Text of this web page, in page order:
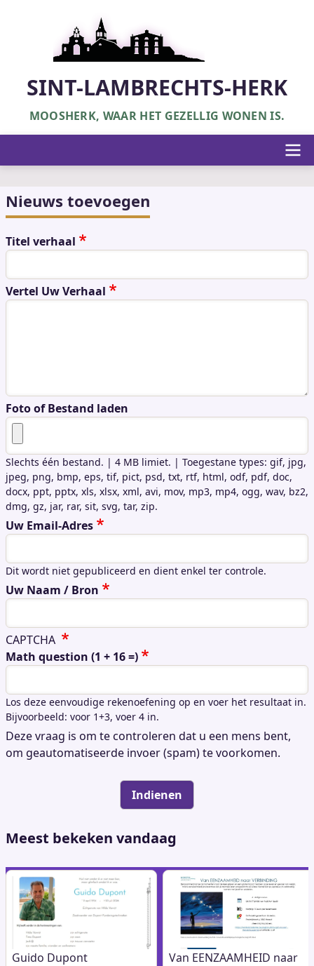
SINT-LAMBRECHTS-HERK
MOOSHERK, WAAR HET GEZELLIG WONEN IS.
Nieuws toevoegen
Titel verhaal
Vertel Uw Verhaal
Foto of Bestand laden
Slechts één bestand. | 4 MB limiet. | Toegestane types: gif, jpg,
jpeg, png, bmp, eps, tif, pict, psd, txt, rtf, html, odf, pdf, doc,
docx, ppt, pptx, xls, xlsx, xml, avi, mov, mp3, mp4, ogg, wav, bz2,
dmg, gz, jar, rar, sit, svg, tar, zip.
Uw Email-Adres
Dit wordt niet gepubliceerd en dient enkel ter controle.
Uw Naam / Bron
CAPTCHA
Math question (1 + 16 =)
Los deze eenvoudige rekenoefening op en voer het resultaat in.
Bijvoorbeeld: voor 1+3, voer 4 in.
Deze vraag is om te controleren dat u een mens bent,
om geautomatiseerde invoer (spam) te voorkomen.
Meest bekeken vandaag
Guido Dupont
Van EENZAAMHEID naar